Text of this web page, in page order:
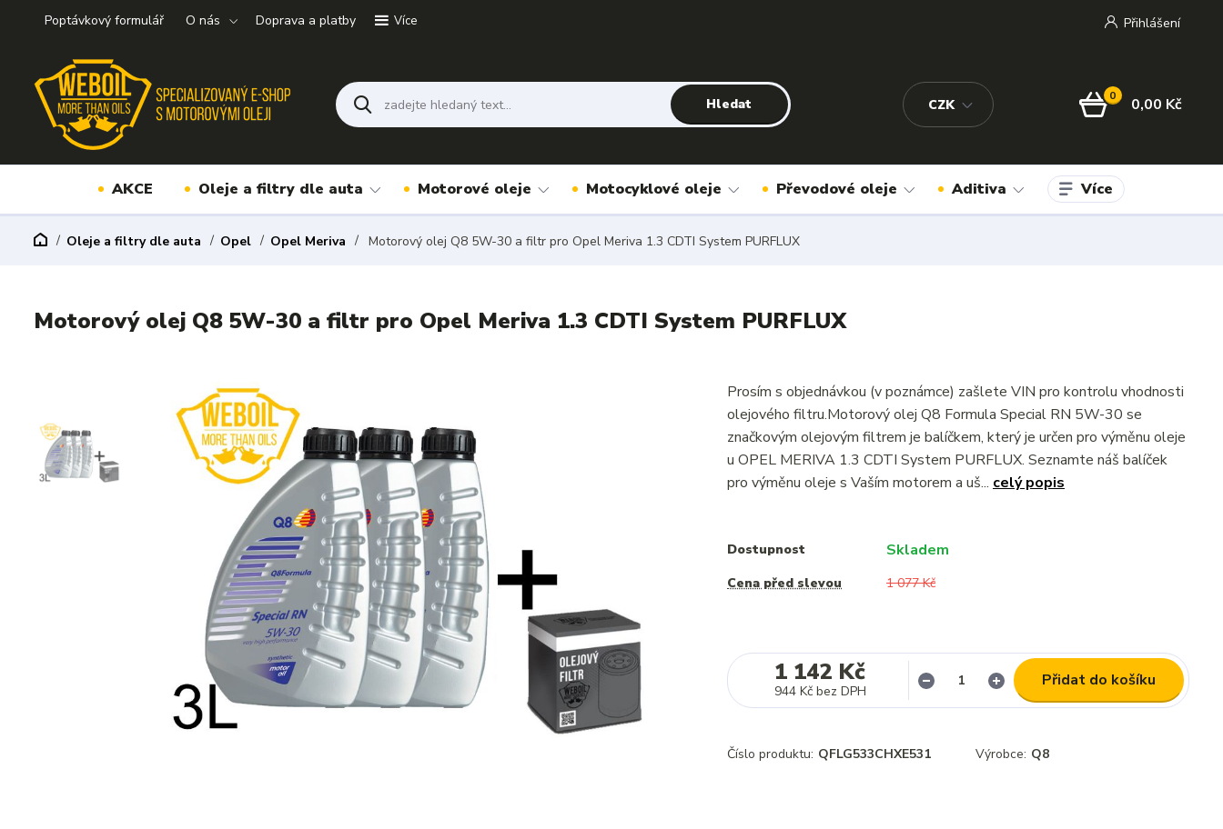
Poptávkový formulář O nás Doprava a platby Více
CZK
Přihlášení
Hledat 0 0,00 Kč
AKCE Oleje a filtry dle auta Motorové oleje Motocyklové oleje Převodové oleje Aditiva Více
Oleje a filtry dle auta Opel Opel Meriva Motorový olej Q8 5W-30 a filtr pro Opel Meriva 1.3 CDTI System PURFLUX
Motorový olej Q8 5W-30 a filtr pro Opel Meriva 1.3 CDTI System PURFLUX
Prosím s objednávkou (v poznámce) zašlete VIN pro kontrolu vhodnosti
olejového filtru.Motorový olej Q8 Formula Special RN 5W-30 se
značkovým olejovým filtrem je balíčkem, který je určen pro výměnu oleje
u OPEL MERIVA 1.3 CDTI System PURFLUX. Seznamte náš balíček
pro výměnu oleje s Vaším motorem a uš... celý popis
Dostupnost Skladem
Cena před slevou 1 077 Kč
1 142 Kč
944 Kč bez DPH
Přidat do košíku
Číslo produktu: QFLG533CHXE531 Výrobce: Q8